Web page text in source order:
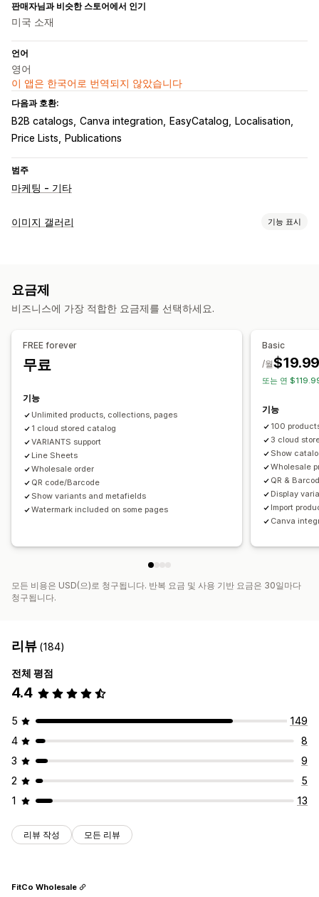
판매자님과 비슷한 스토어에서 인기
미국 소재
언어
영어
이 앱은 한국어로 번역되지 않았습니다
다음과 호환:
B2B catalogs Canva integration EasyCatalog
Localisation
Price Lists
Publications
범주
마케팅 - 기타
이미지 갤러리 기능 표시
맞춤 설정
쇼핑 가능한 피드
요금제
비즈니스에 가장 적합한 요금제를 선택하세요.
FREE forever
무료
기능
Unlimited products, collections, pages
1 cloud stored catalog
VARIANTS support
Line Sheets
Wholesale order
QR code/Barcode
Show variants and metafields
Watermark included on some pages
Basic
/월
또는 연
기능
100
3 cloud
Show
Wholesale
QR &
Display
Import
Canva
모든 비용은 USD(으)로 청구됩니다. 반복 요금 및 사용 기반 요금은 30일마다
청구됩니다.
리뷰 (184)
전체 평점
4.4
5
149
4
8
3
9
2
5
1
13
리뷰 작성 모든 리뷰
FitCo Wholesale